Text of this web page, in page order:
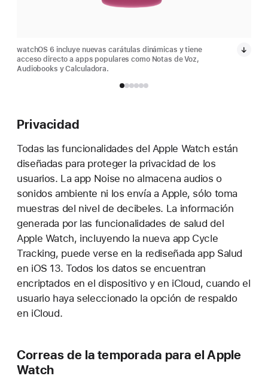
watchOS 6 incluye nuevas carátulas dinámicas y tiene
acceso directo a apps populares como Notas de Voz,
Audiobooks y Calculadora.
Privacidad
Todas las funcionalidades del Apple Watch están
diseñadas para proteger la privacidad de los
usuarios. La app Noise no almacena audios o
sonidos ambiente ni los envía a Apple, sólo toma
muestras del nivel de decibeles. La información
generada por las funcionalidades de salud del
Apple Watch, incluyendo la nueva app Cycle
Tracking, puede verse en la rediseñada app Salud
en iOS 13. Todos los datos se encuentran
encriptados en el dispositivo y en iCloud, cuando el
usuario haya seleccionado la opción de respaldo
en iCloud.
Correas de la temporada para el Apple
Watch